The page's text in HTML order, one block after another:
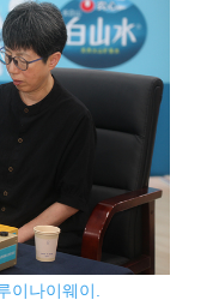
이나이웨이.